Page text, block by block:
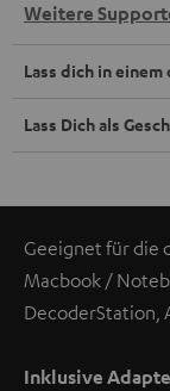
Weitere
Lass dich in
Lass Dich als
Geeignet für die
Macbook /
DecoderStation,
Inklusive